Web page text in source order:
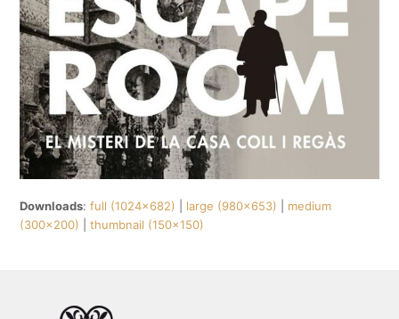
Downloads:full (1024x682) large (980x653)
medium
(300x200) |thumbnail (150x150)